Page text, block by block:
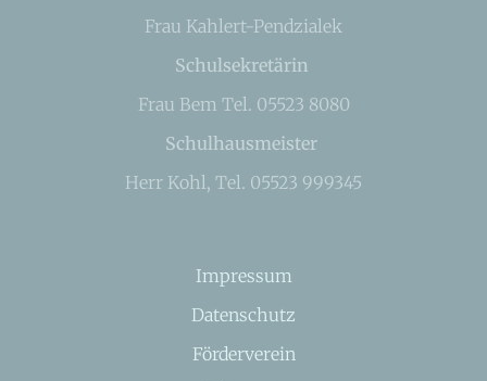
Frau Kahlert-Pendzialek
Schulsekretärin
Frau Bem Tel. 05523 8080
Schulhausmeister
Herr Kohl, Tel. 05523 999345
Impressum
Datenschutz
Förderverein